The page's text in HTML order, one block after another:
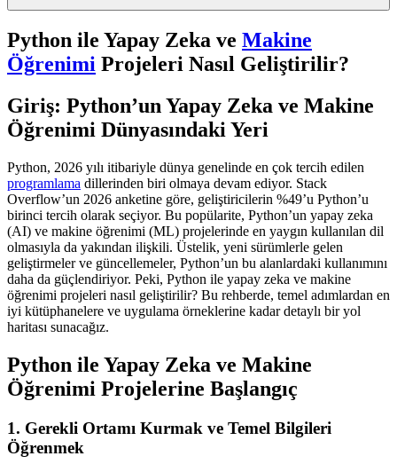
Python ile Yapay Zeka ve Makine
Öğrenimi Projeleri Nasıl Geliştirilir?
Giriş: Python’un Yapay Zeka ve Makine
Öğrenimi Dünyasındaki Yeri
Python, 2026 yılı itibariyle dünya genelinde en çok tercih edilen
programlama dillerinden biri olmaya devam ediyor. Stack
Overflow’un 2026 anketine göre, geliştiricilerin %49’u Python’u
birinci tercih olarak seçiyor. Bu popülarite, Python’un yapay zeka
(AI) ve makine öğrenimi (ML) projelerinde en yaygın kullanılan dil
olmasıyla da yakından ilişkili. Üstelik, yeni sürümlerle gelen
geliştirmeler ve güncellemeler, Python’un bu alanlardaki kullanımını
daha da güçlendiriyor. Peki, Python ile yapay zeka ve makine
öğrenimi projeleri nasıl geliştirilir? Bu rehberde, temel adımlardan en
iyi kütüphanelere ve uygulama örneklerine kadar detaylı bir yol
haritası sunacağız.
Python ile Yapay Zeka ve Makine
Öğrenimi Projelerine Başlangıç
1. Gerekli Ortamı Kurmak ve Temel Bilgileri
Öğrenmek